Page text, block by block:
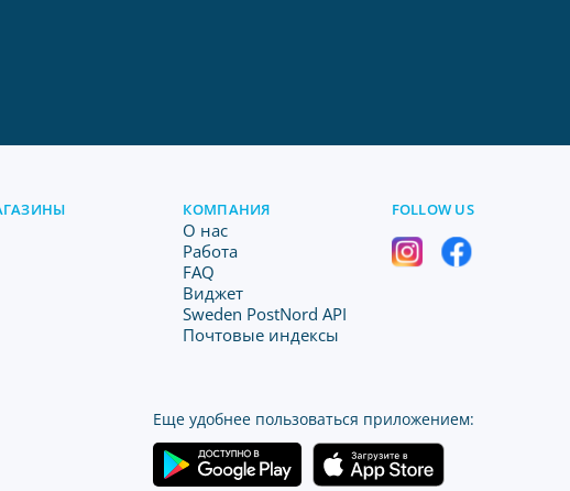
КОМПАНИЯ
O нас
Работа
FAQ
Виджет
Sweden PostNord API
Почтовые индексы
FOLLOW US
Еще удобнее пользоваться приложением: